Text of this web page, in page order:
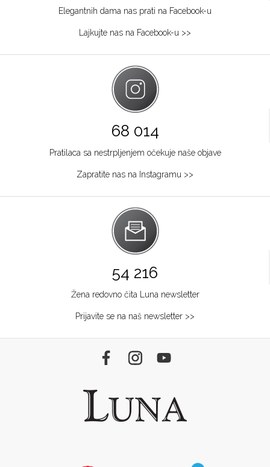
Elegantnih dama nas prati na Facebook-u
Lajkujte nas na Facebook-u >>
68 014
Pratilaca sa nestrpljenjem očekuje naše objave
Zapratite nas na Instagramu >>
54 216
Žena redovno čita Luna newsletter
Prijavite se na naš newsletter >>